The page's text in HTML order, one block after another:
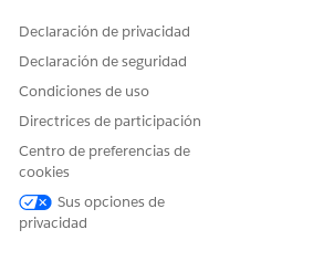
¿RESOLVIÓ ESTE ARTÍCULO SU
¡Háganos saber cómo
Declaración de privacidad
Declaración de seguridad
Condiciones de uso
Directrices de participación
Centro de preferencias de
cookies
Sus opciones de
privacidad